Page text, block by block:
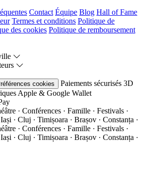
Contact Équipe Blog Hall of Fame
Termes et conditions Politique de
des cookies Politique de remboursement
cookies Paiements sécurisés 3D
Apple & Google Wallet
· Conférences · Famille · Festivals ·
· Cluj · Timișoara · Brașov · Constanța ·
· Conférences · Famille · Festivals ·
· Cluj · Timișoara · Brașov · Constanța ·